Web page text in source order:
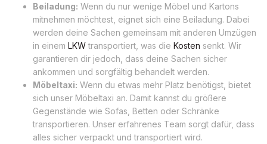
Beiladung: Wenn du nur wenige Möbel und Kartons
mitnehmen möchtest, eignet sich eine Beiladung. Dabei
werden deine Sachen gemeinsam mit anderen Umzügen
in einem LKWtransportiert, was die Kosten senkt. Wir
garantieren dir jedoch, dass deine Sachen sicher
ankommen und sorgfältig behandelt werden.
Möbeltaxi: Wenn du etwas mehr Platz benötigst, bietet
sich unser Möbeltaxi an. Damit kannst du größere
Gegenstände wie Sofas, Betten oder Schränke
transportieren. Unser erfahrenes Team sorgt dafür, dass
alles sicher verpackt und transportiert wird.